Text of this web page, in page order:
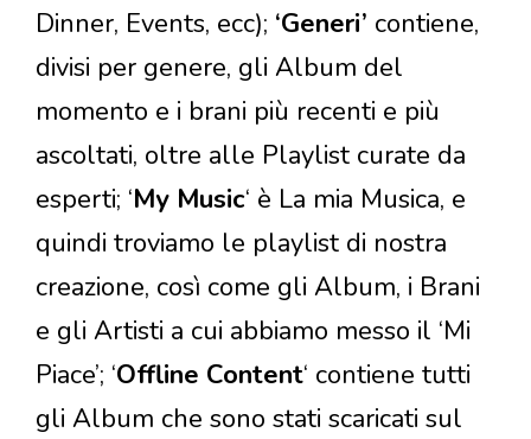
Dinner, Events, ecc); ‘Generi’ contiene,
divisi per genere, gli Album del
momento e i brani più recenti e più
ascoltati, oltre alle Playlist curate da
esperti; ‘My Music‘ è La mia Musica, e
quindi troviamo le playlist di nostra
creazione, così come gli Album, i Brani
e gli Artisti a cui abbiamo messo il ‘Mi
Piace’; ‘Offline Content‘ contiene tutti
gli Album che sono stati scaricati sul